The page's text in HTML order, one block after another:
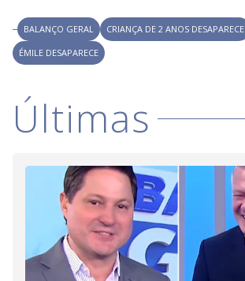
d
e
o
BALANÇO GERAL CRIANÇA DE 2 ANOS DESAPARECE
ÉMILE DESAPARECE
Últimas